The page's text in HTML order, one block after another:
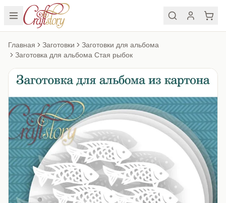
Главная Заготовки
Заготовки для альбома
Заготовка для альбома Стая рыбок